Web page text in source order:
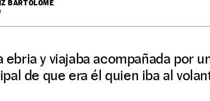
BARTOLOMÉ
ebria y viajaba acompañada por
de que era él quien iba al